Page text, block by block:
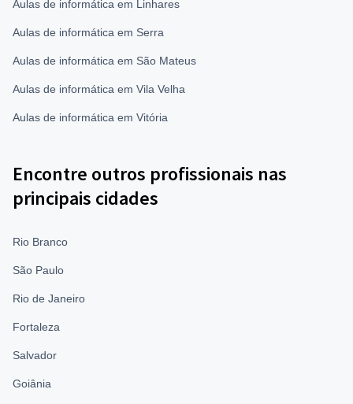
Aulas de informática em Linhares
Aulas de informática em Serra
Aulas de informática em São Mateus
Aulas de informática em Vila Velha
Aulas de informática em Vitória
Encontre outros profissionais nas
principais cidades
Rio Branco
São Paulo
Rio de Janeiro
Fortaleza
Salvador
Goiânia